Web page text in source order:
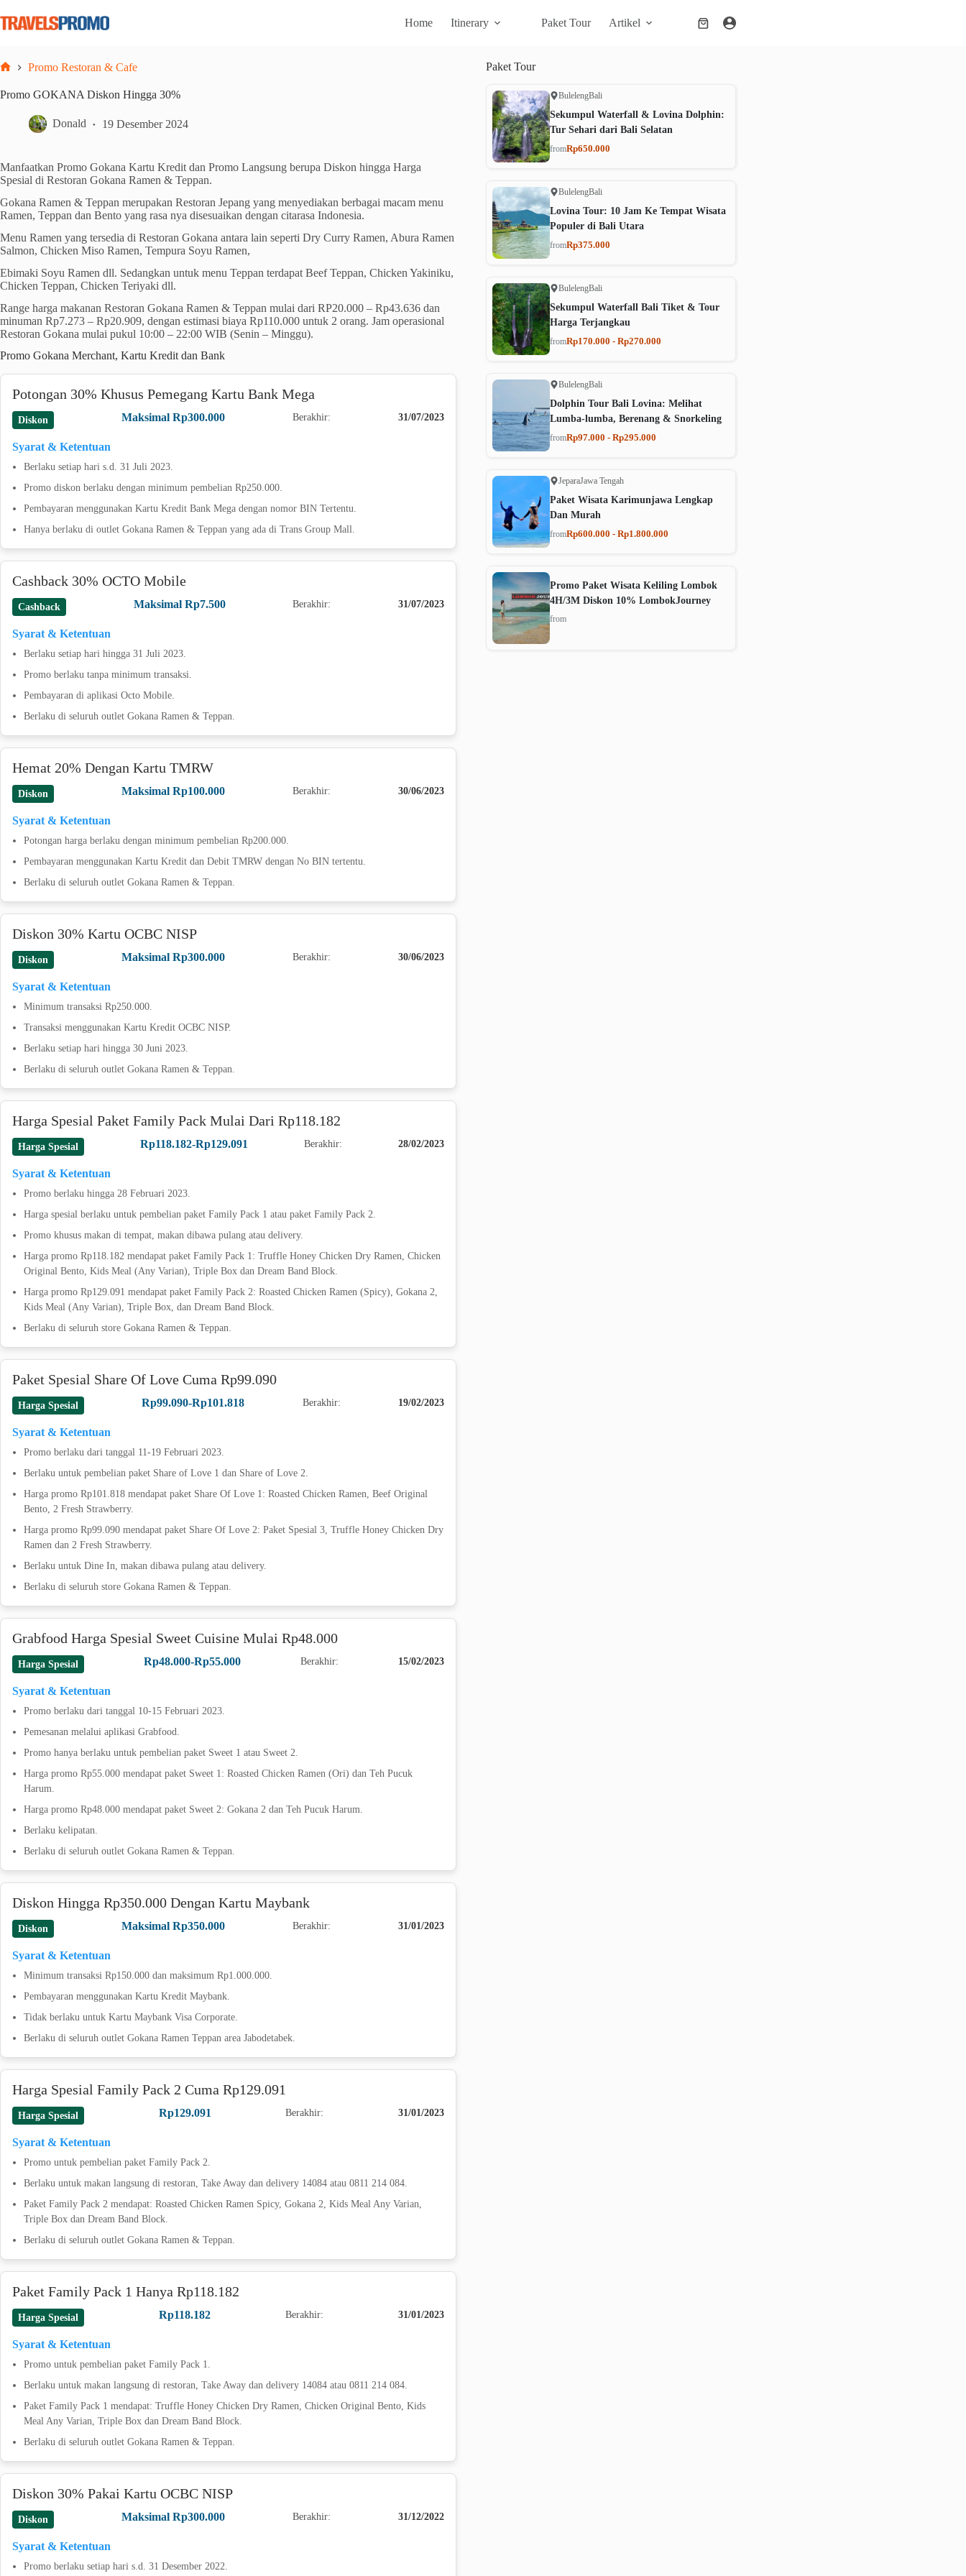
to
content
Home Itinerary Paket Tour Artikel
Shopping
Promo Restoran & Cafe
Promo GOKANA Diskon Hingga 30%
Donald 19 Desember 2024
Manfaatkan Promo Gokana Kartu Kredit dan Promo Langsung berupa Diskon hingga Harga
Spesial di Restoran Gokana Ramen & Teppan.
Gokana Ramen & Teppan merupakan Restoran Jepang yang menyediakan berbagai macam menu
Ramen, Teppan dan Bento yang rasa nya disesuaikan dengan citarasa Indonesia.
Menu Ramen yang tersedia di Restoran Gokana antara lain seperti Dry Curry Ramen, Abura Ramen
Salmon, Chicken Miso Ramen, Tempura Soyu Ramen,
Ebimaki Soyu Ramen dll. Sedangkan untuk menu Teppan terdapat Beef Teppan, Chicken Yakiniku,
Chicken Teppan, Chicken Teriyaki dll.
Range harga makanan Restoran Gokana Ramen & Teppan mulai dari RP20.000 – Rp43.636 dan
minuman Rp7.273 – Rp20.909, dengan estimasi biaya Rp110.000 untuk 2 orang. Jam operasional
Restoran Gokana mulai pukul 10:00 – 22:00 WIB (Senin – Minggu).
Promo Gokana Merchant, Kartu Kredit dan Bank
Potongan 30% Khusus Pemegang Kartu Bank Mega
Diskon Maksimal Rp300.000 Berakhir: 31/07/2023
Syarat & Ketentuan
Berlaku setiap hari s.d. 31 Juli 2023.
Promo diskon berlaku dengan minimum pembelian Rp250.000.
Pembayaran menggunakan Kartu Kredit Bank Mega dengan nomor BIN Tertentu.
Hanya berlaku di outlet Gokana Ramen & Teppan yang ada di Trans Group Mall.
Cashback 30% OCTO Mobile
Cashback Maksimal Rp7.500 Berakhir: 31/07/2023
Syarat & Ketentuan
Berlaku setiap hari hingga 31 Juli 2023.
Promo berlaku tanpa minimum transaksi.
Pembayaran di aplikasi Octo Mobile.
Berlaku di seluruh outlet Gokana Ramen & Teppan.
Hemat 20% Dengan Kartu TMRW
Diskon Maksimal Rp100.000 Berakhir: 30/06/2023
Syarat & Ketentuan
Potongan harga berlaku dengan minimum pembelian Rp200.000.
Pembayaran menggunakan Kartu Kredit dan Debit TMRW dengan No BIN tertentu.
Berlaku di seluruh outlet Gokana Ramen & Teppan.
Diskon 30% Kartu OCBC NISP
Diskon Maksimal Rp300.000 Berakhir: 30/06/2023
Syarat & Ketentuan
Minimum transaksi Rp250.000.
Transaksi menggunakan Kartu Kredit OCBC NISP.
Berlaku setiap hari hingga 30 Juni 2023.
Berlaku di seluruh outlet Gokana Ramen & Teppan.
Harga Spesial Paket Family Pack Mulai Dari Rp118.182
Harga Spesial Rp118.182-Rp129.091 Berakhir: 28/02/2023
Syarat & Ketentuan
Promo berlaku hingga 28 Februari 2023.
Harga spesial berlaku untuk pembelian paket Family Pack 1 atau paket Family Pack 2.
Promo khusus makan di tempat, makan dibawa pulang atau delivery.
Harga promo Rp118.182 mendapat paket Family Pack 1: Truffle Honey Chicken Dry Ramen, Chicken
Original Bento, Kids Meal (Any Varian), Triple Box dan Dream Band Block.
Harga promo Rp129.091 mendapat paket Family Pack 2: Roasted Chicken Ramen (Spicy), Gokana 2,
Kids Meal (Any Varian), Triple Box, dan Dream Band Block.
Berlaku di seluruh store Gokana Ramen & Teppan.
Paket Spesial Share Of Love Cuma Rp99.090
Harga Spesial Rp99.090-Rp101.818 Berakhir: 19/02/2023
Syarat & Ketentuan
Promo berlaku dari tanggal 11-19 Februari 2023.
Berlaku untuk pembelian paket Share of Love 1 dan Share of Love 2.
Harga promo Rp101.818 mendapat paket Share Of Love 1: Roasted Chicken Ramen, Beef Original
Bento, 2 Fresh Strawberry.
Harga promo Rp99.090 mendapat paket Share Of Love 2: Paket Spesial 3, Truffle Honey Chicken Dry
Ramen dan 2 Fresh Strawberry.
Berlaku untuk Dine In, makan dibawa pulang atau delivery.
Berlaku di seluruh store Gokana Ramen & Teppan.
Grabfood Harga Spesial Sweet Cuisine Mulai Rp48.000
Harga Spesial Rp48.000-Rp55.000 Berakhir: 15/02/2023
Syarat & Ketentuan
Promo berlaku dari tanggal 10-15 Februari 2023.
Pemesanan melalui aplikasi Grabfood.
Promo hanya berlaku untuk pembelian paket Sweet 1 atau Sweet 2.
Harga promo Rp55.000 mendapat paket Sweet 1: Roasted Chicken Ramen (Ori) dan Teh Pucuk
Harum.
Harga promo Rp48.000 mendapat paket Sweet 2: Gokana 2 dan Teh Pucuk Harum.
Berlaku kelipatan.
Berlaku di seluruh outlet Gokana Ramen & Teppan.
Diskon Hingga Rp350.000 Dengan Kartu Maybank
Diskon Maksimal Rp350.000 Berakhir: 31/01/2023
Syarat & Ketentuan
Minimum transaksi Rp150.000 dan maksimum Rp1.000.000.
Pembayaran menggunakan Kartu Kredit Maybank.
Tidak berlaku untuk Kartu Maybank Visa Corporate.
Berlaku di seluruh outlet Gokana Ramen Teppan area Jabodetabek.
Harga Spesial Family Pack 2 Cuma Rp129.091
Harga Spesial Rp129.091 Berakhir: 31/01/2023
Syarat & Ketentuan
Promo untuk pembelian paket Family Pack 2.
Berlaku untuk makan langsung di restoran, Take Away dan delivery 14084 atau 0811 214 084.
Paket Family Pack 2 mendapat: Roasted Chicken Ramen Spicy, Gokana 2, Kids Meal Any Varian,
Triple Box dan Dream Band Block.
Berlaku di seluruh outlet Gokana Ramen & Teppan.
Paket Family Pack 1 Hanya Rp118.182
Harga Spesial Rp118.182 Berakhir: 31/01/2023
Syarat & Ketentuan
Promo untuk pembelian paket Family Pack 1.
Berlaku untuk makan langsung di restoran, Take Away dan delivery 14084 atau 0811 214 084.
Paket Family Pack 1 mendapat: Truffle Honey Chicken Dry Ramen, Chicken Original Bento, Kids
Meal Any Varian, Triple Box dan Dream Band Block.
Berlaku di seluruh outlet Gokana Ramen & Teppan.
Diskon 30% Pakai Kartu OCBC NISP
Diskon Maksimal Rp300.000 Berakhir: 31/12/2022
Syarat & Ketentuan
Promo berlaku setiap hari s.d. 31 Desember 2022.
Paket Tour
BulelengBali
Sekumpul Waterfall & Lovina Dolphin:
Tur Sehari dari Bali Selatan
fromRp650.000
BulelengBali
Lovina Tour: 10 Jam Ke Tempat Wisata
Populer di Bali Utara
fromRp375.000
BulelengBali
Sekumpul Waterfall Bali Tiket & Tour
Harga Terjangkau
fromRp170.000 - Rp270.000
BulelengBali
Dolphin Tour Bali Lovina: Melihat
Lumba-lumba, Berenang & Snorkeling
fromRp97.000 - Rp295.000
JeparaJawa Tengah
Paket Wisata Karimunjawa Lengkap
Dan Murah
fromRp600.000 - Rp1.800.000
Promo Paket Wisata Keliling Lombok
4H/3M Diskon 10% LombokJourney
from